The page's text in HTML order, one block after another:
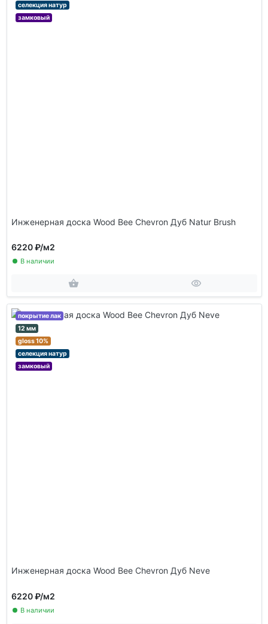
селекция натур
замковый
Инженерная доска Wood Bee Chevron Дуб Natur Brush
6220 ₽/м2
В наличии
покрытие лак
12 мм
gloss 10%
селекция натур
замковый
Инженерная доска Wood Bee Chevron Дуб Neve
6220 ₽/м2
В наличии